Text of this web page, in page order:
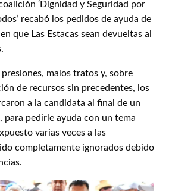
‘Dignidad y Seguridad por
recabó los pedidos de ayuda de
que Las Estacas sean devueltas al
malos tratos y, sobre
de recursos sin precedentes, los
a la candidata al final de un
para pedirle ayuda con un tema
varias veces a las
completamente ignorados debido